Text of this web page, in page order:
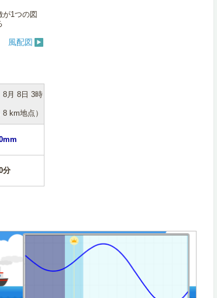
が1つの図
風配図
8月 8日 3時
8 km地点）
分